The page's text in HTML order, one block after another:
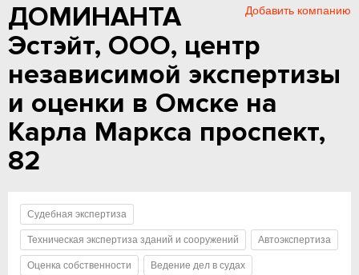
Добавить компанию
ДОМИНАНТА
Эстэйт, ООО, центр
независимой экспертизы
и оценки в Омске на
Карла Маркса проспект,
82
Судебная экспертиза
Техническая экспертиза зданий и сооружений Автоэкспертиза
Оценка собственности Ведение дел в судах